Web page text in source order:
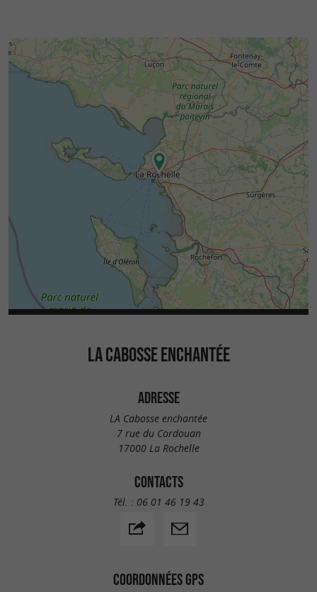
LA CABOSSE ENCHANTÉE
ADRESSE
LA Cabosse enchantée
7 rue du Cordouan
17000 La Rochelle
CONTACTS
Tél. : 06 01 46 19 43
COORDONNÉES GPS